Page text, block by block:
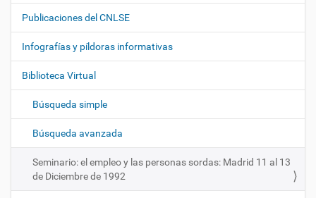
e
g
a
i
n
Publicaciones del CNLSE
Infografías y píldoras informativas
Biblioteca Virtual
Búsqueda simple
Búsqueda avanzada
Seminario: el empleo y las personas sordas: Madrid 11 al 13
de Diciembre de 1992